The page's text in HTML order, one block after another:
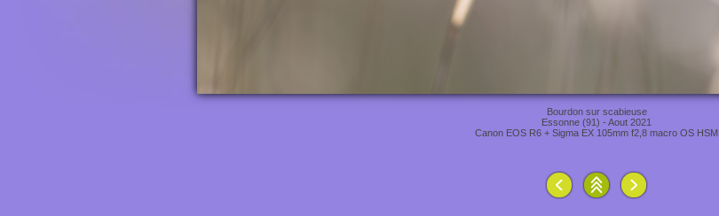
Bourdon sur scabieuse
Essonne (91) - Aout 2021
Canon EOS R6 + Sigma EX 105mm f2,8 macro OS HSM